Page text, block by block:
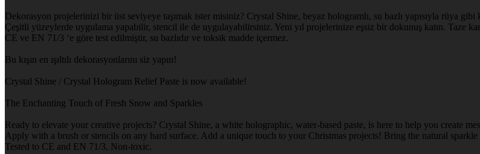
Dekorasyon projelerinizi bir üst seviyeye taşımak ister misiniz? Crystal Shine, beyaz hologramlı, su bazlı yapısıyla rüya gibi
Çeşitli yüzeylerde uygulama yapabilir, stencil ile de uygulayabilirsiniz. Yeni yıl projelerinize eşsiz bir dokunuş katın. Taze kar
CE ve EN 71/3 ‘e göre test edilmiştir, su bazlıdır ve toksik madde içermez.
Bu kışın en ışıltılı dekorasyonlarını siz yapın!
Crystal Shine / Crystal Hologram Relief Paste is now available!
The Enchanting Touch of Fresh Snow and Sparkles
Ready to elevate your creative projects? Crystal Shine, a white holographic, water-based paste, is here to help you create
Apply with a brush or stencils on any hard surface. Add a unique touch to your Christmas projects! Bring the natural
Tested to CE and EN 71/3, Non-toxic.